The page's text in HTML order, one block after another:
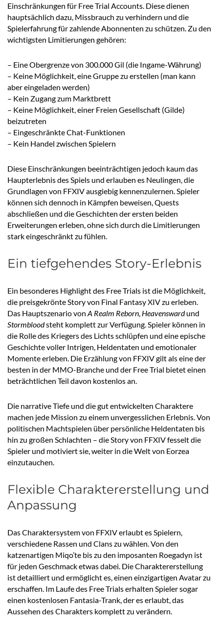
Einschränkungen für Free Trial Accounts. Diese dienen
hauptsächlich dazu, Missbrauch zu verhindern und die
Spielerfahrung für zahlende Abonnenten zu schützen. Zu den
wichtigsten Limitierungen gehören:
– Eine Obergrenze von 300.000 Gil (die Ingame-Währung)
– Keine Möglichkeit, eine Gruppe zu erstellen (man kann
aber eingeladen werden)
– Kein Zugang zum Marktbrett
– Keine Möglichkeit, einer Freien Gesellschaft (Gilde)
beizutreten
– Eingeschränkte Chat-Funktionen
– Kein Handel zwischen Spielern
Diese Einschränkungen beeinträchtigen jedoch kaum das
Haupterlebnis des Spiels und erlauben es Neulingen, die
Grundlagen von FFXIV ausgiebig kennenzulernen. Spieler
können sich dennoch in Kämpfen beweisen, Quests
abschließen und die Geschichten der ersten beiden
Erweiterungen erleben, ohne sich durch die Limitierungen
stark eingeschränkt zu fühlen.
Ein tiefgehendes Story-Erlebnis
Ein besonderes Highlight des Free Trials ist die Möglichkeit,
die preisgekrönte Story von Final Fantasy XIV zu erleben.
Das Hauptszenario von A Realm Reborn, Heavenswardund
Stormbloodsteht komplett zur Verfügung. Spieler können in
die Rolle des Kriegers des Lichts schlüpfen und eine epische
Geschichte voller Intrigen, Heldentaten und emotionaler
Momente erleben. Die Erzählung von FFXIV gilt als eine der
besten in der MMO-Branche und der Free Trial bietet einen
beträchtlichen Teil davon kostenlos an.
Die narrative Tiefe und die gut entwickelten Charaktere
machen jede Mission zu einem unvergesslichen Erlebnis. Von
politischen Machtspielen über persönliche Heldentaten bis
hin zu großen Schlachten – die Story von FFXIV fesselt die
Spieler und motiviert sie, weiter in die Welt von Eorzea
einzutauchen.
Flexible Charaktererstellung und
Anpassung
Das Charaktersystem von FFXIV erlaubt es Spielern,
verschiedene Rassen und Clans zu wählen. Von den
katzenartigen Miqo’te bis zu den imposanten Roegadyn ist
für jeden Geschmack etwas dabei. Die Charaktererstellung
ist detailliert und ermöglicht es, einen einzigartigen Avatar zu
erschaffen. Im Laufe des Free Trials erhalten Spieler sogar
einen kostenlosen Fantasia-Trank, der es erlaubt, das
Aussehen des Charakters komplett zu verändern.